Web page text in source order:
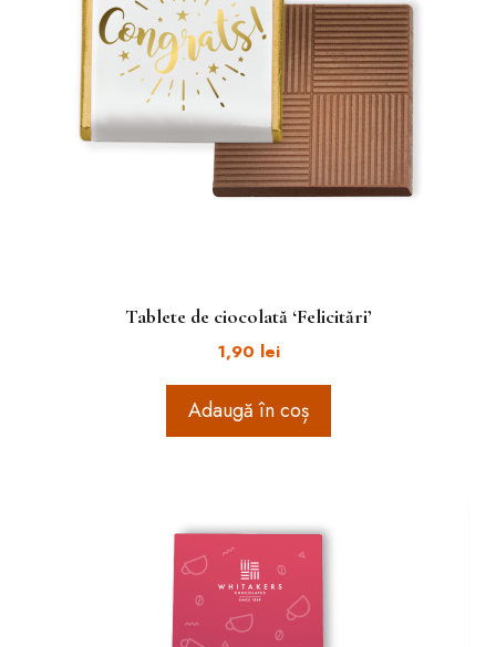
Tablete de ciocolată ‘Felicitări’
1,90 lei
Adaugă în coș